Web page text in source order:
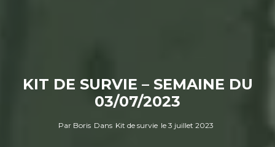
KIT DE SURVIE – SEMAINE DU
03/07/2023
Par Boris Dans Kit de survie le 3 juillet 2023